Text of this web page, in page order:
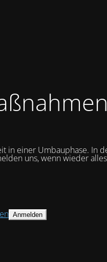
in einer Umbauphase. In
uns, wenn wieder